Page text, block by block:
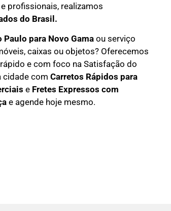
profissionais, realizamos
do Brasil.
Paulo para Novo Gamaou serviço
caixas ou objetos? Oferecemos
e com foco na Satisfação do
cidade com Carretos Rápidos para
e Fretes Expressos com
e agende hoje mesmo.